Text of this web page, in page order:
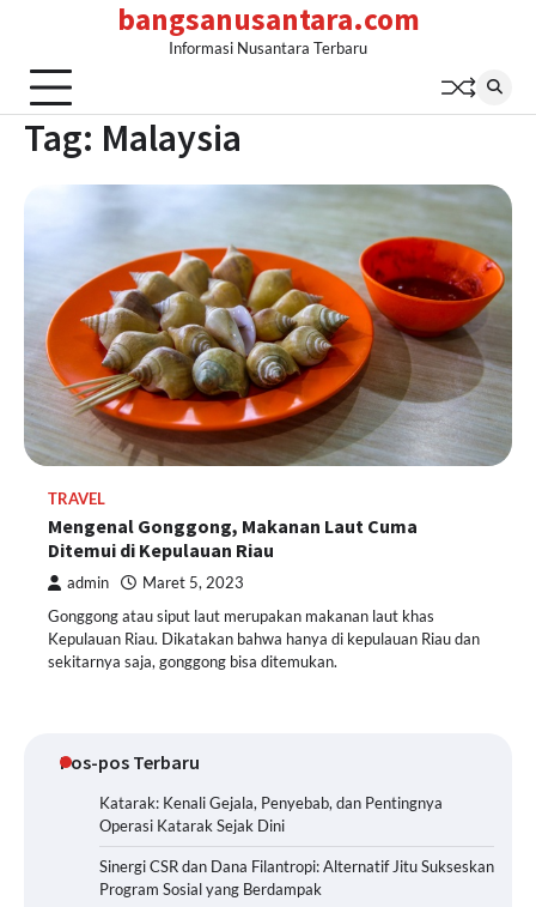
content
bangsanusantara.com
Informasi Nusantara Terbaru
Tag: Malaysia
TRAVEL
Mengenal Gonggong, Makanan Laut Cuma
Ditemui di Kepulauan Riau
admin Maret 5, 2023
Gonggong atau siput laut merupakan makanan laut khas
Kepulauan Riau. Dikatakan bahwa hanya di kepulauan Riau dan
sekitarnya saja, gonggong bisa ditemukan.
Pos-pos Terbaru
Katarak: Kenali Gejala, Penyebab, dan Pentingnya
Operasi Katarak Sejak Dini
Sinergi CSR dan Dana Filantropi: Alternatif Jitu Sukseskan
Program Sosial yang Berdampak